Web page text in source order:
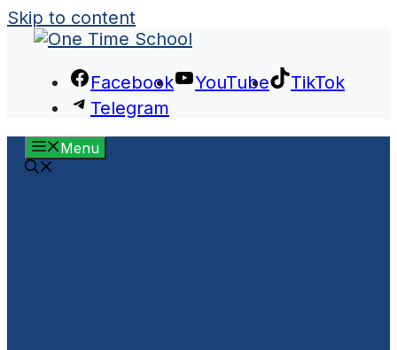
Skip to content
Facebook YouTube
TikTok
Telegram
Menu